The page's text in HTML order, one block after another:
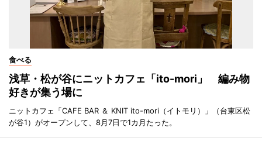
食べる
浅草・松が谷にニットカフェ「ito-mori」 編み物
好きが集う場に
ニットカフェ「CAFE BAR ＆ KNIT ito-mori（イトモリ）」（台東区松
が谷1）がオープンして、8月7日で1カ月たった。